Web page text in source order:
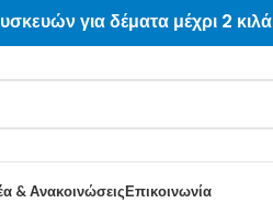
για δέματα μέχρι 2 κιλά
& ΑνακοινώσειςΕπικοινωνία